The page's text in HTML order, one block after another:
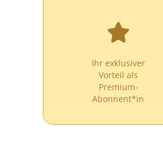
Ihr exklusiver
Vorteil als
Premium-
Abonnent*in